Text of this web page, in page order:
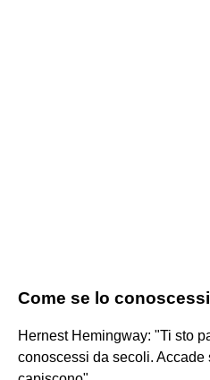
Come se lo
Hernest Hemingway: "Ti sto
conoscessi da secoli.